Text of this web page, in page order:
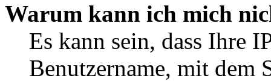
Warum kann ich mich
Es kann sein, dass Ihre
Benutzername, mit dem